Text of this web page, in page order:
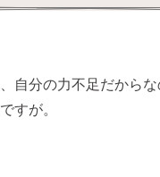
自分の力不足だから
すが。